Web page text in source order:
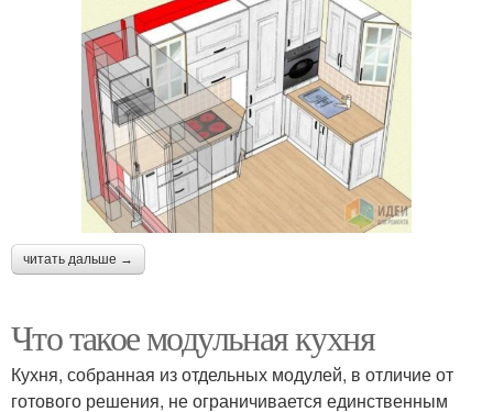
читать дальше →
Что такое модульная кухня
Кухня, собранная из отдельных модулей, в отличие от
готового решения, не ограничивается единственным